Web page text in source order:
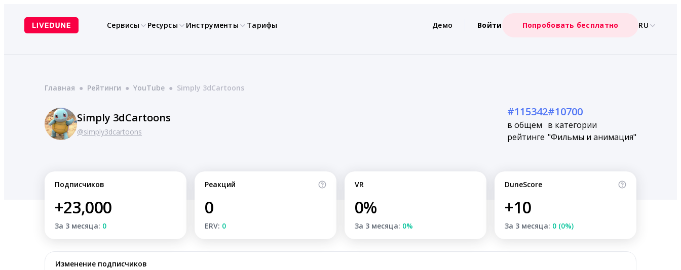
содержимому
Сервисы Ресурсы Инструменты Тарифы Демо Войти Попробовать бесплатно RU
Главная ● Рейтинги ● YouTube ● Simply 3dCartoons
Simply 3dCartoons
@simply3dcartoons
#115342
в общем
рейтинге
#10700
в категории
"Фильмы и анимация"
Подписчиков
+23,000
За 3 месяца: 0
Реакций
0
ERV: 0
VR
0%
За 3 месяца: 0%
DuneScore
+10
За 3 месяца: 0 (0%)
Изменение подписчиков